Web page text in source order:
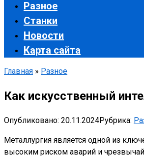
Разное
Станки
Новости
Карта сайта
Главная » Разное
Как искусственный
Опубликовано: 20.11.2024Рубрика:
Металлургия является одной из
высоким риском аварий и